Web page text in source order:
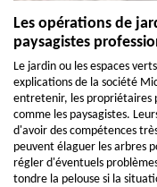
Les opérations de
paysagistes
Le jardin ou les espaces
explications de la société
entretenir, les propriétaires
comme les paysagistes.
d'avoir des compétences
peuvent élaguer les arbres
régler d'éventuels
tondre la pelouse si la